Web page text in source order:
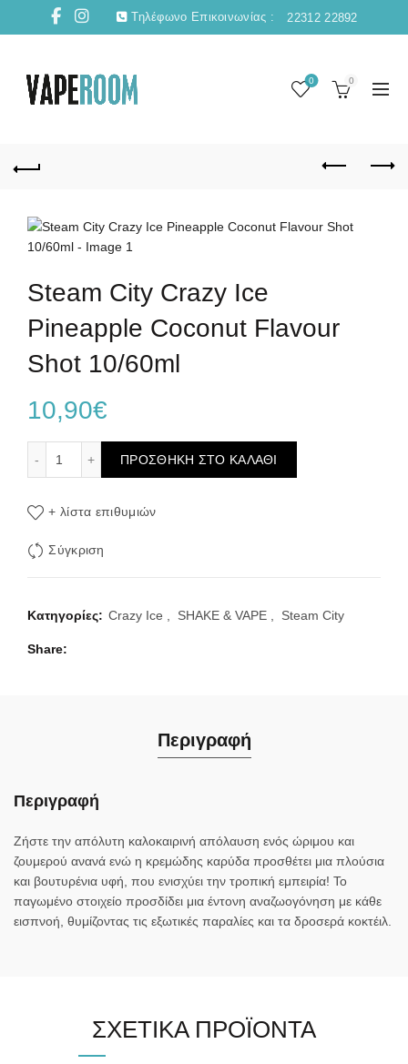
Τηλέφωνο Επικοινωνίας : 22312 22892
0 0
Steam City Crazy Ice
Pineapple Coconut Flavour
Shot 10/60ml
10,90€
ΠΡΟΣΘΉΚΗ ΣΤΟ ΚΑΛΆΘΙ
+ λίστα επιθυμιών
Σύγκριση
Κατηγορίες: Crazy Ice SHAKE & VAPE Steam City
Share
Περιγραφή
Περιγραφή
Ζήστε την απόλυτη καλοκαιρινή απόλαυση ενός ώριμου και
ζουμερού ανανά ενώ η κρεμώδης καρύδα προσθέτει μια πλούσια
και βουτυρένια υφή, που ενισχύει την τροπική εμπειρία! Το
παγωμένο στοιχείο προσδίδει μια έντονη αναζωογόνηση με κάθε
εισπνοή, θυμίζοντας τις εξωτικές παραλίες και τα δροσερά κοκτέιλ.
ΣΧΕΤΙΚΆ ΠΡΟΪΌΝΤΑ